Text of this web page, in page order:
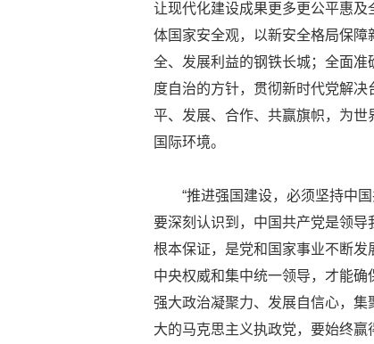
让现代化建设成果更多更公平惠
体国家安全观，以新安全格局保
全、发展利益的钢铁长城；全面准
度自治的方针，贯彻新时代党解
平、发展、合作、共赢旗帜，为
国际环境。
“推进强国建设，必须坚持中
要深刻认识到，中国共产党是领
根本保证，是党和国家事业不断发
中央权威和集中统一领导，才能
强大政治凝聚力、发展自信心，
大的马克思主义执政党，要始终